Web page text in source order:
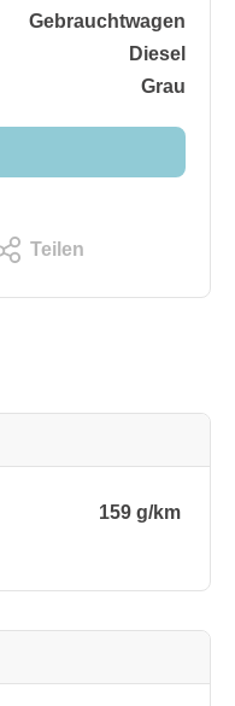
Gebrauchtwagen
Diesel
Grau
Teilen
159 g/km